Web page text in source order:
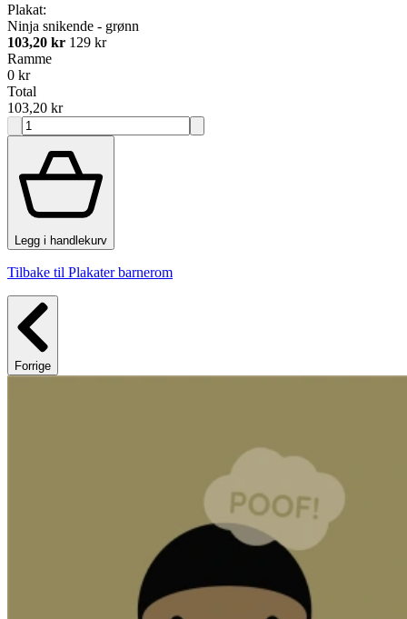
Plakat:
Ninja snikende - grønn
103,20 kr 129 kr
Ramme
0 kr
Total
103,20 kr
Legg i handlekurv
Tilbake til Plakater barnerom
Forrige